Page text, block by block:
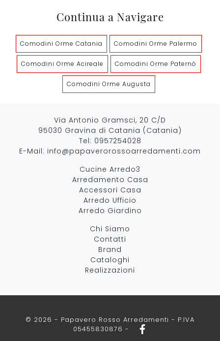
Continua a Navigare
Comodini Orme Catania Comodini Orme Palermo
Comodini Orme Acireale Comodini Orme Paternò
Comodini Orme Augusta
Via Antonio Gramsci, 20 C/D
95030 Gravina di Catania (Catania)
Tel: 0957254028
E-Mail: info@papaverorossoarredamenti.com
Cucine Arredo3
Arredamento Casa
Accessori Casa
Arredo Ufficio
Arredo Giardino
Chi Siamo
Contatti
Brand
Cataloghi
Realizzazioni
© 2026 - Papavero Rosso Arredamenti - P.IVA
05455830876 -